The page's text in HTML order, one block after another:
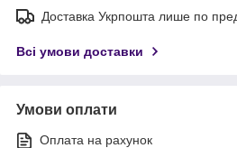
Доставка Укрпошта лише по
Всі умови доставки
Умови оплати
Оплата на рахунок